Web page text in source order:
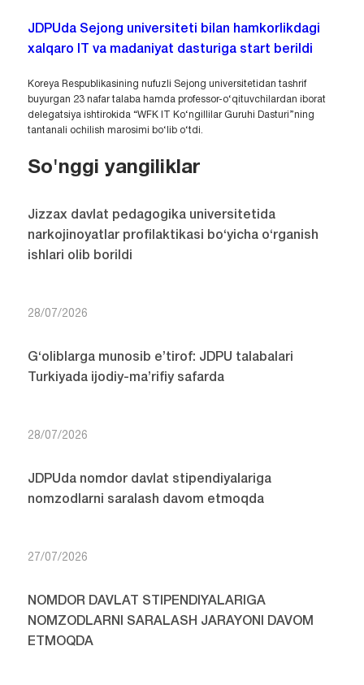
JDPUda Sejong universiteti bilan hamkorlikdagi
xalqaro IT va madaniyat dasturiga start berildi
Koreya Respublikasining nufuzli Sejong universitetidan tashrif
buyurgan 23 nafar talaba hamda professor-o‘qituvchilardan iborat
delegatsiya ishtirokida “WFK IT Ko‘ngillilar Guruhi Dasturi”ning
tantanali ochilish marosimi bo‘lib o‘tdi.
So'nggi yangiliklar
Jizzax davlat pedagogika universitetida
narkojinoyatlar profilaktikasi bo‘yicha o‘rganish
ishlari olib borildi
28/07/2026
G‘oliblarga munosib e’tirof: JDPU talabalari
Turkiyada ijodiy-ma’rifiy safarda
28/07/2026
JDPUda nomdor davlat stipendiyalariga
nomzodlarni saralash davom etmoqda
27/07/2026
NOMDOR DAVLAT STIPENDIYALARIGA
NOMZODLARNI SARALASH JARAYONI DAVOM
ETMOQDA